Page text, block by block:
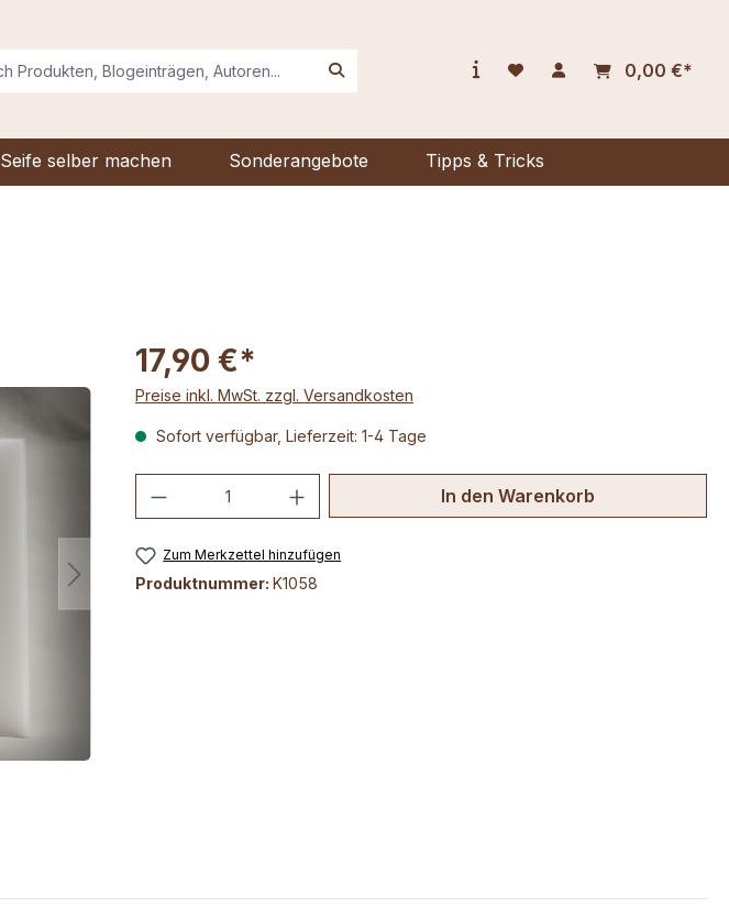
0,00 €*
Seife selber machen Sonderangebote Tipps & Tricks
17,90 €*
Preise inkl. MwSt. zzgl. Versandkosten
Sofort verfügbar, Lieferzeit: 1-4 Tage
Produkt Anzahl: Gib den gewünschten Wert
In den Warenkorb
Zum Merkzettel hinzufügen
Produktnummer: K1058